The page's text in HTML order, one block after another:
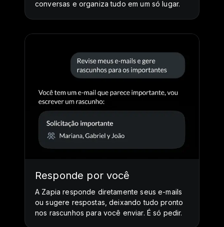
conversas e organiza tudo em um só lugar.
Responde por você
A Zapia responde diretamente seus e-mails
ou sugere respostas, deixando tudo pronto
nos rascunhos para você enviar. É só pedir.